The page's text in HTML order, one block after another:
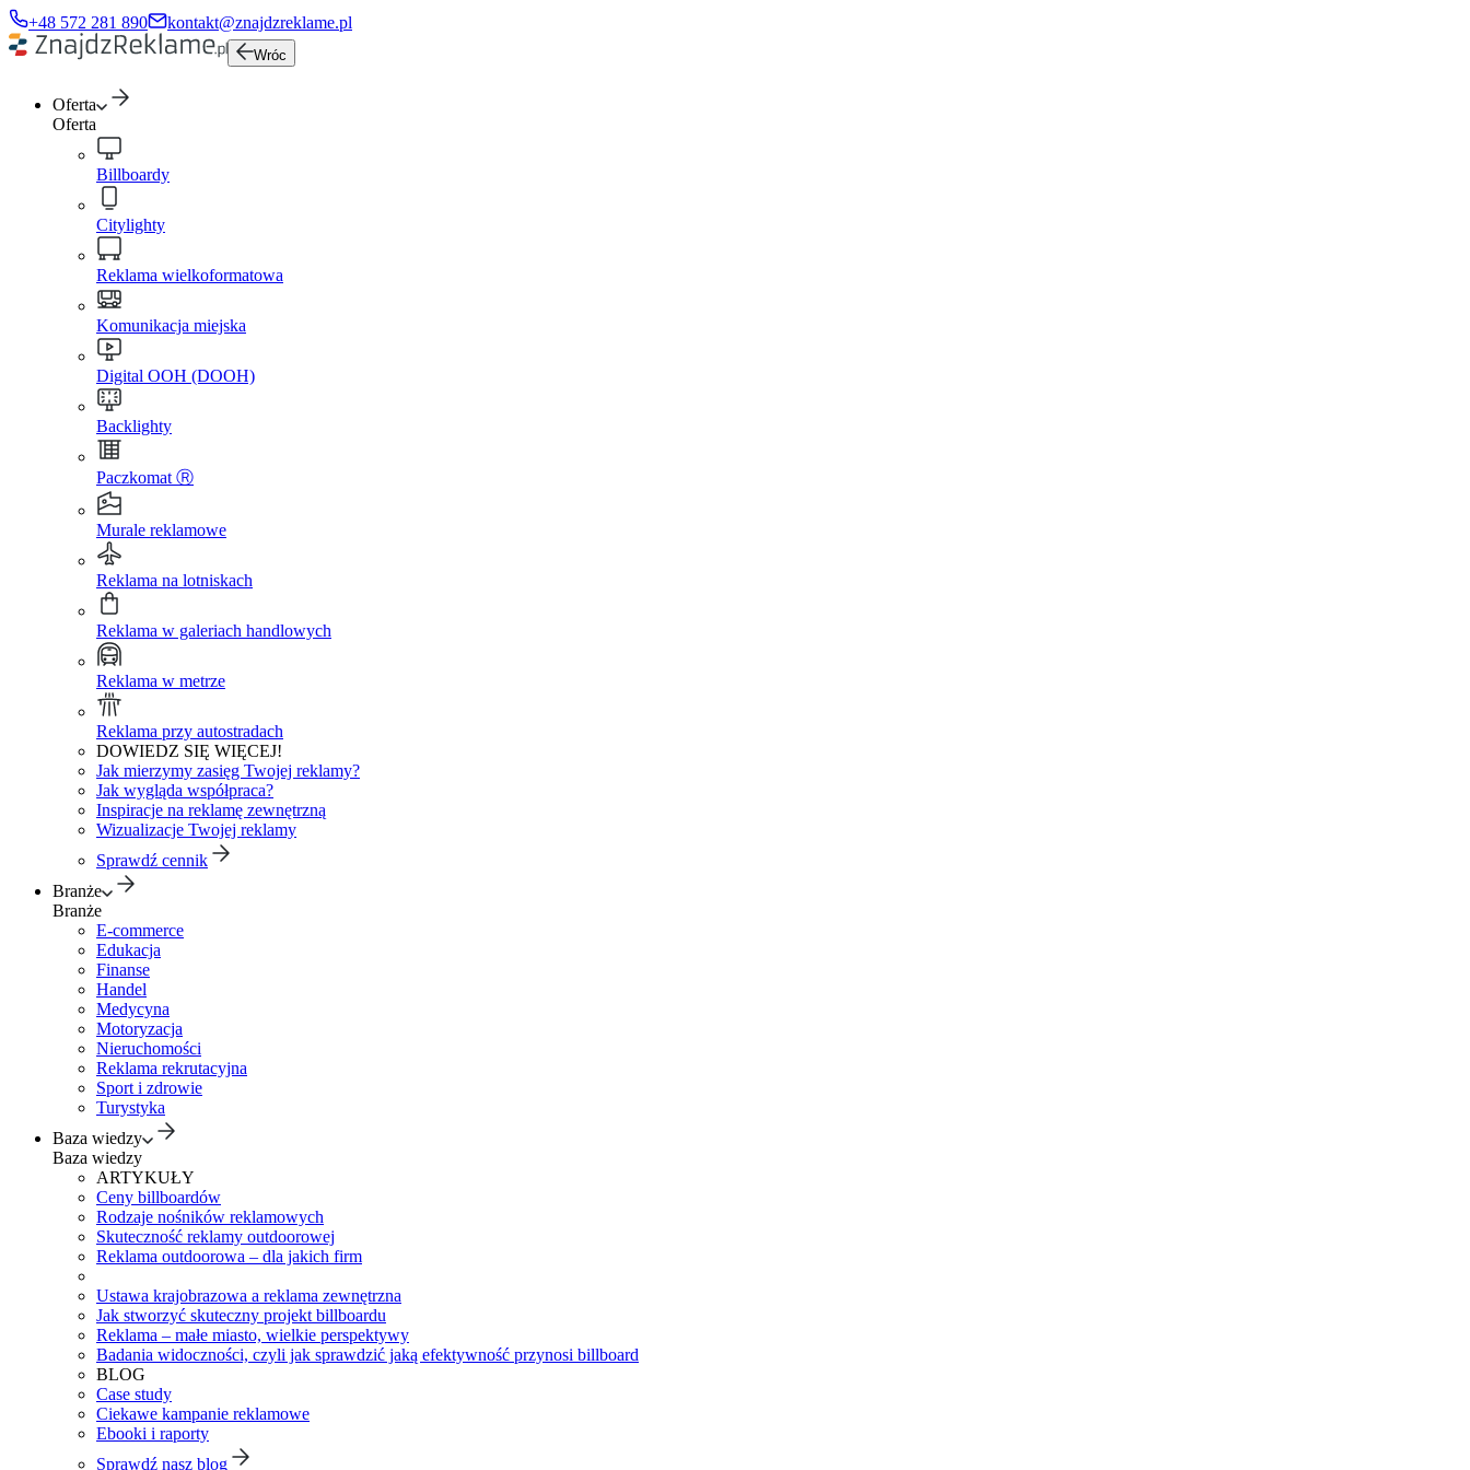
+48 572 281 890 kontakt@znajdzreklame.pl
Wróc
Oferta
Oferta
Billboardy
Citylighty
Reklama wielkoformatowa
Komunikacja miejska
Digital OOH (DOOH)
Backlighty
Paczkomat Ⓡ
Murale reklamowe
Reklama na lotniskach
Reklama w galeriach handlowych
Reklama w metrze
Reklama przy autostradach
DOWIEDZ SIĘ WIĘCEJ!
Jak mierzymy zasięg Twojej reklamy?
Jak wygląda współpraca?
Inspiracje na reklamę zewnętrzną
Wizualizacje Twojej reklamy
Sprawdź cennik
Branże
Branże
E-commerce
Edukacja
Finanse
Handel
Medycyna
Motoryzacja
Nieruchomości
Reklama rekrutacyjna
Sport i zdrowie
Turystyka
Baza wiedzy
Baza wiedzy
ARTYKUŁY
Ceny billboardów
Rodzaje nośników reklamowych
Skuteczność reklamy outdoorowej
Reklama outdoorowa – dla jakich firm
Ustawa krajobrazowa a reklama zewnętrzna
Jak stworzyć skuteczny projekt billboardu
Reklama – małe miasto, wielkie perspektywy
Badania widoczności, czyli jak sprawdzić jaką efektywność przynosi billboard
BLOG
Case study
Ciekawe kampanie reklamowe
Ebooki i raporty
Sprawdź nasz blog